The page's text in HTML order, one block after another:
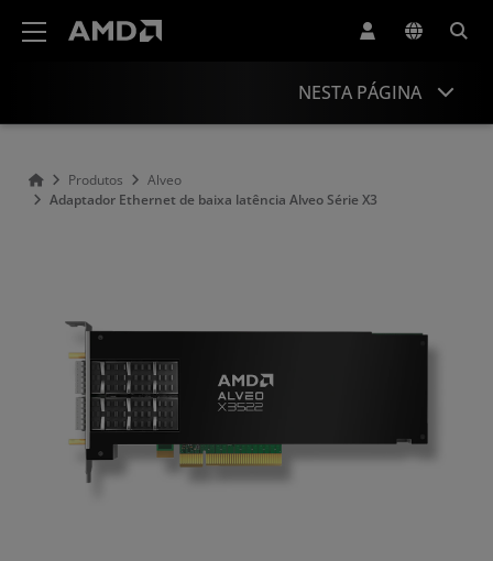
NESTA PÁGINA
Especificações
Produtos
Alveo
Adaptador Ethernet de baixa latência Alveo Série X3